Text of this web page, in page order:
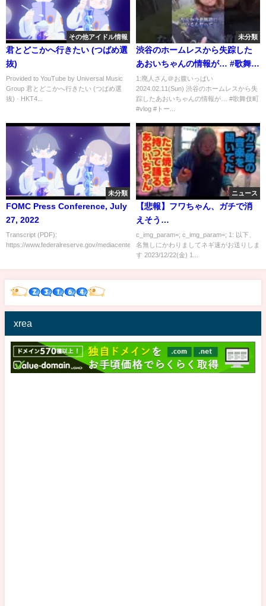
その他アイドル情報
君とどこかへ行きたい (つばめ選
抜)
Provided to YouTube by Universal Music
Group 君とどこかへ行きたい (つばめ選
抜) · HKT4...
未分類
渋谷のホームレスから失踪した
あおいちゃんの情報が… #歌舞伎
町 #vlog #トー横 #渋谷#ホーム
レス#街録ch #失踪
1:廃人さん＠お腹いっぱい
2024.02.11(Sun) 渋谷のホームレスから失
踪したあおいちゃんの情報が… #歌舞伎町
#vlog #トー...
未分類
FOMC Press Conference, July
27, 2022
Transcript (PDF):
https://www.federalreserve.gov/mediacenter/files/FOM...
ニュース
【悲報】フワちゃん、ガチで消
えそう…
c_img_param=; c_img_param=; 1: 以下、
名無しにかわりましてネギ速がお送りしま
す 2023/12/22(金) 1...
xrea